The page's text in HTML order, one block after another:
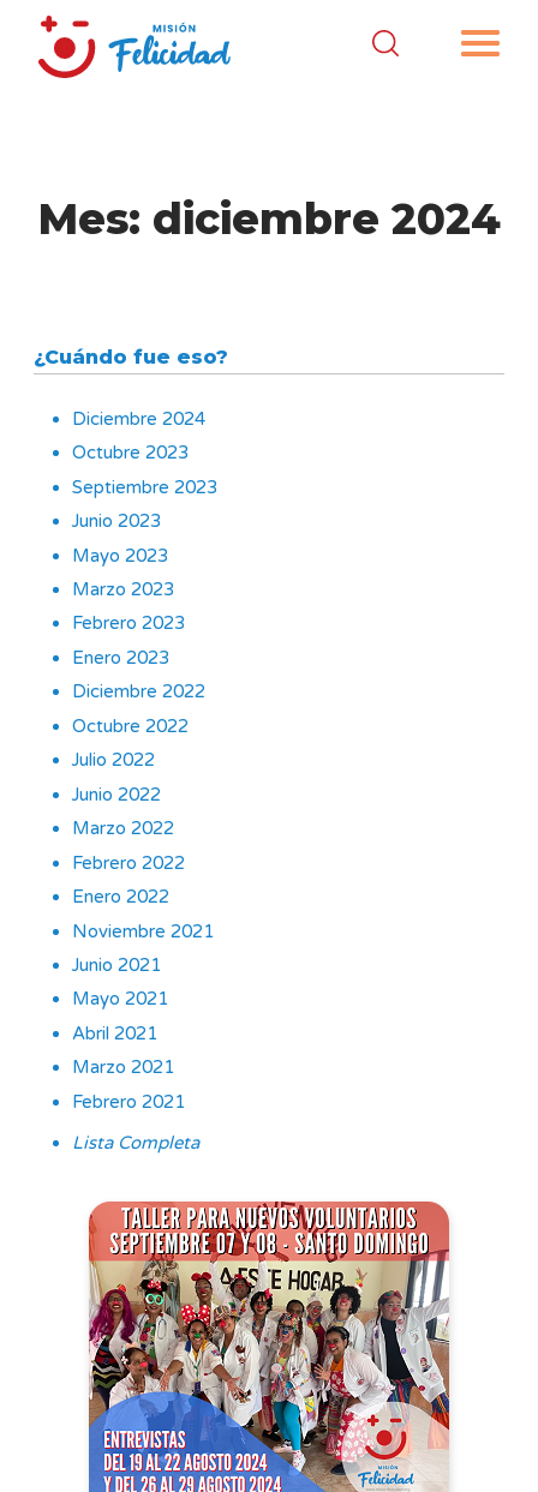
Mes: diciembre 2024
¿Cuándo fue eso?
Diciembre 2024
Octubre 2023
Septiembre 2023
Junio 2023
Mayo 2023
Marzo 2023
Febrero 2023
Enero 2023
Diciembre 2022
Octubre 2022
Julio 2022
Junio 2022
Marzo 2022
Febrero 2022
Enero 2022
Noviembre 2021
Junio 2021
Mayo 2021
Abril 2021
Marzo 2021
Febrero 2021
Lista Completa